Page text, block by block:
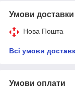
Умови доставки
Нова Пошта
Всі умови
Умови оплати